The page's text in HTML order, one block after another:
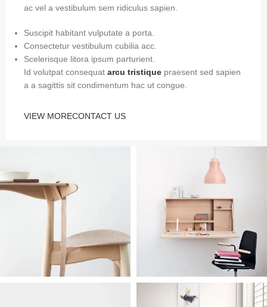
ac vel a vestibulum sem ridiculus sapien.
Suscipit habitant vulputate a porta.
Consectetur vestibulum cubilia acc.
Scelerisque litora ipsum parturient.
Id volutpat consequat arcu tristique praesent sed sapien
a a sagittis sit condimentum hac ut congue.
VIEW MORECONTACT US